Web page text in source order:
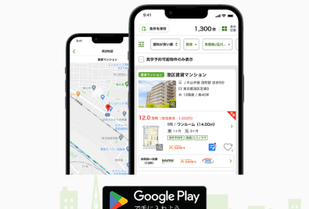
岐阜県大垣市昼飯町
51.66m²
間取り
2LDK
岐阜県安八郡安八町城２丁目
価 格
3.90万円
住 所
岐阜県安八郡安八町城２丁目
専有面積 29.75m²
間取り
ワンルーム
岐阜県大垣市小泉町
価 格
4.80万円